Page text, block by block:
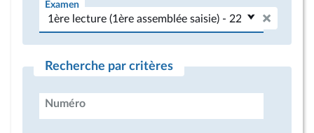
Examen
Recherche par critères
Numéro